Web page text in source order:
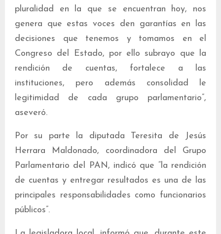
pluralidad en la que se encuentran hoy, nos
genera que estas voces den garantías en las
decisiones que tenemos y tomamos en el
Congreso del Estado, por ello subrayo que la
rendición de cuentas, fortalece a las
instituciones, pero además consolidad le
legitimidad de cada grupo parlamentario”,
aseveró.
Por su parte la diputada Teresita de Jesús
Herrara Maldonado, coordinadora del Grupo
Parlamentario del PAN, indicó que “la rendición
de cuentas y entregar resultados es una de las
principales responsabilidades como funcionarios
públicos”.